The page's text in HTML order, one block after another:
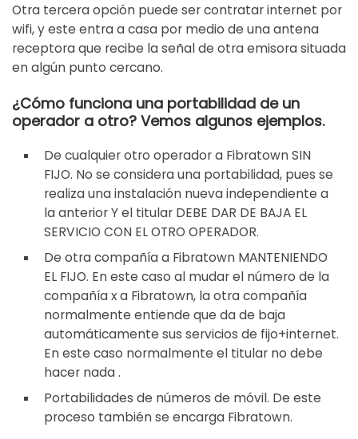
Otra tercera opción puede ser contratar internet por
wifi, y este entra a casa por medio de una antena
receptora que recibe la señal de otra emisora situada
en algún punto cercano.
¿Cómo funciona una portabilidad de un
operador a otro? Vemos algunos ejemplos.
De cualquier otro operador a Fibratown SIN
FIJO. No se considera una portabilidad, pues se
realiza una instalación nueva independiente a
la anterior Y el titular DEBE DAR DE BAJA EL
SERVICIO CON EL OTRO OPERADOR.
De otra compañía a Fibratown MANTENIENDO
EL FIJO. En este caso al mudar el número de la
compañía x a Fibratown, la otra compañía
normalmente entiende que da de baja
automáticamente sus servicios de fijo+internet.
En este caso normalmente el titular no debe
hacer nada .
Portabilidades de números de móvil. De este
proceso también se encarga Fibratown.